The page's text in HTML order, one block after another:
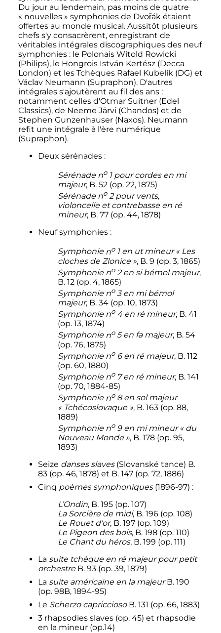
Du jour au lendemain, pas moins de quatre
« nouvelles » symphonies de Dvořák étaient
offertes au monde musical. Aussitôt plusieurs
chefs s'y consacrèrent, enregistrant de
véritables intégrales discographiques des neuf
symphonies : le Polonais Witold Rowicki
(Philips), le Hongrois István Kertész (Decca
London) et les Tchèques Rafael Kubelík (DG) et
Václav Neumann (Supraphon). D'autres
intégrales s'ajoutèrent au fil des ans :
notamment celles d'Otmar Suitner (Edel
Classics), de Neeme Järvi (Chandos) et de
Stephen Gunzenhauser (Naxos). Neumann
refit une intégrale à l'ère numérique
(Supraphon).
Deux sérénades :
Sérénade no 1pour cordes en mi
majeur, B. 52 (op. 22, 1875)
Sérénade no 2pour vents,
violoncelle et contrebasse en ré
mineur, B. 77 (op. 44, 1878)
Neuf symphonies :
Symphonie no 1en ut mineur « Les
cloches de Zlonice », B. 9 (op. 3, 1865)
Symphonie no 2en si bémol majeur,
B. 12 (op. 4, 1865)
Symphonie no 3en mi bémol
majeur, B. 34 (op. 10, 1873)
Symphonie no 4en ré mineur, B. 41
(op. 13, 1874)
Symphonie no 5en fa majeur, B. 54
(op. 76, 1875)
Symphonie no 6en ré majeur, B. 112
(op. 60, 1880)
Symphonie no 7en ré mineur, B. 141
(op. 70, 1884-85)
Symphonie no 8en sol majeur
« Tchécoslovaque », B. 163 (op. 88,
1889)
Symphonie no 9en mi mineur « du
Nouveau Monde », B. 178 (op. 95,
1893)
Seize danses slaves(Slovanské tance) B.
83 (op. 46, 1878) et B. 147 (op. 72, 1886)
Cinq poèmes symphoniques(1896-97) :
L’Ondin, B. 195 (op. 107)
La Sorcière de midi, B. 196 (op. 108)
Le Rouet d'or, B. 197 (op. 109)
Le Pigeon des bois, B. 198 (op. 110)
Le Chant du héros, B. 199 (op. 111)
La suite tchèque en ré majeur pour petit
orchestreB. 93 (op. 39, 1879)
La suite américaine en la majeurB. 190
(op. 98B, 1894-95)
Le Scherzo capricciosoB. 131 (op. 66, 1883)
3 rhapsodies slaves (op. 45) et rhapsodie
en la mineur (op.14)